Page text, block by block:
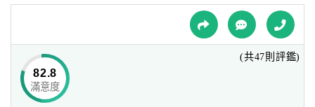
球
網
82.8
滿意度
(共47則評鑑)